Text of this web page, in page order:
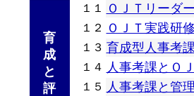
育
成
と
評
１１ ＯＪＴリーダ
１２ ＯＪＴ実践研
１３ 育成型人事考
１４ 人事考課とＯ
１５ 人事考課と管